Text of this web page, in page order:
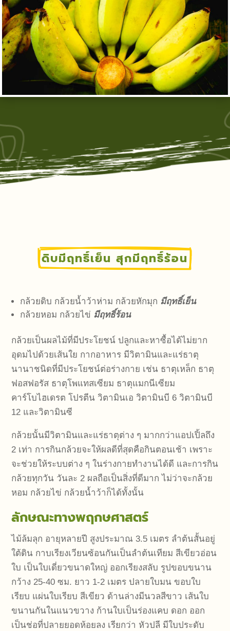
ดิบมีฤทธิ์เย็น สุกมีฤทธิ์ร้อน
กล้วยดิบ กล้วยน้ำว้าห่าม กล้วยหักมุก มีฤทธิ์เย็น
กล้วยหอม กล้วยไข่ มีฤทธิ์ร้อน
กล้วยเป็นผลไม้ที่มีประโยชน์ ปลูกและหาซื้อได้ไม่ยาก
อุดมไปด้วยเส้นใย กากอาหาร มีวิตามินและแร่ธาตุ
นานาชนิดที่มีประโยชน์ต่อร่างกาย เช่น ธาตุเหล็ก ธาตุ
ฟอสฟอรัส ธาตุโพแทสเซียม ธาตุแมกนีเซียม
คาร์โบไฮเดรต โปรตีน วิตามินเอ วิตามินบี 6 วิตามินบี
12 และวิตามินซี
กล้วยนั้นมีวิตามินและแร่ธาตุต่าง ๆ มากกว่าแอปเปิ้ลถึง
2 เท่า การกินกล้วยจะให้ผลดีที่สุดคือกินตอนเช้า เพราะ
จะช่วยให้ระบบต่าง ๆ ในร่างกายทำงานได้ดี และการกิน
กล้วยทุกวัน วันละ 2 ผลถือเป็นสิ่งที่ดีมาก ไม่ว่าจะกล้วย
หอม กล้วยไข่ กล้วยน้ำว้าก็ได้ทั้งนั้น
ลักษณะทางพฤกษศาสตร์
ไม้ล้มลุก อายุหลายปี สูงประมาณ 3.5 เมตร ลำต้นสั้นอยู่
ใต้ดิน กาบเรียงเวียนซ้อนกันเป็นลำต้นเทียม สีเขียวอ่อน
ใบ เป็นใบเดี่ยวขนาดใหญ่ ออกเรียงสลับ รูปขอบขนาน
กว้าง 25-40 ซม. ยาว 1-2 เมตร ปลายใบมน ขอบใบ
เรียบ แผ่นใบเรียบ สีเขียว ด้านล่างมีนวลสีขาว เส้นใบ
ขนานกันในแนวขวาง ก้านใบเป็นร่องแคบ ดอก ออก
เป็นช่อที่ปลายยอดห้อยลง เรียกว่า หัวปลี มีใบประดับ